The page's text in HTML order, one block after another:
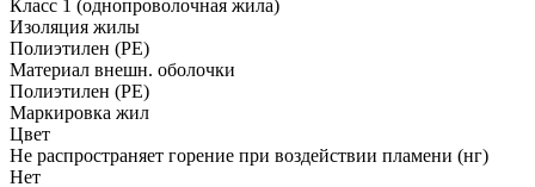
Класс 1 (однопроволочная жила)
Изоляция жилы
Полиэтилен (PE)
Материал внешн. оболочки
Полиэтилен (PE)
Маркировка жил
Цвет
Не распространяет горение при воздействии пламени (нг)
Нет